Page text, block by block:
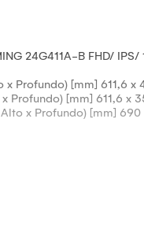
24G411A-B FHD/
Profundo) [mm] 611,6 x
Profundo) [mm] 611,6 x
x Profundo) [mm] 690